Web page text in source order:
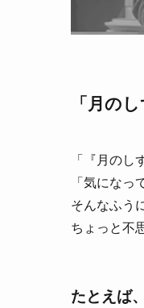
「月の
「『月のし
「気にな
そんなふう
ちょっと不
たとえば